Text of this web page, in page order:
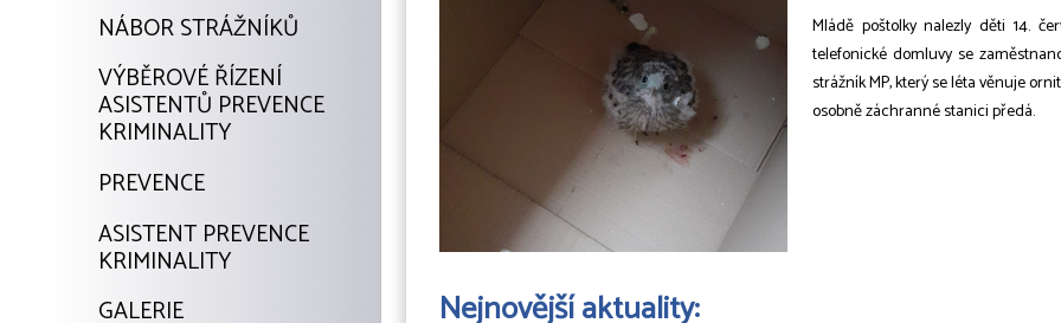
NÁBOR STRÁŽNÍKŮ
VÝBĚROVÉ ŘÍZENÍ
ASISTENTŮ PREVENCE
KRIMINALITY
PREVENCE
ASISTENT PREVENCE
KRIMINALITY
GALERIE
Mládě poštolky nalezly děti 14.
telefonické domluvy se
strážník MP, který se léta věnuje
osobně záchranné stanici předá.
Nejnovější aktuality: